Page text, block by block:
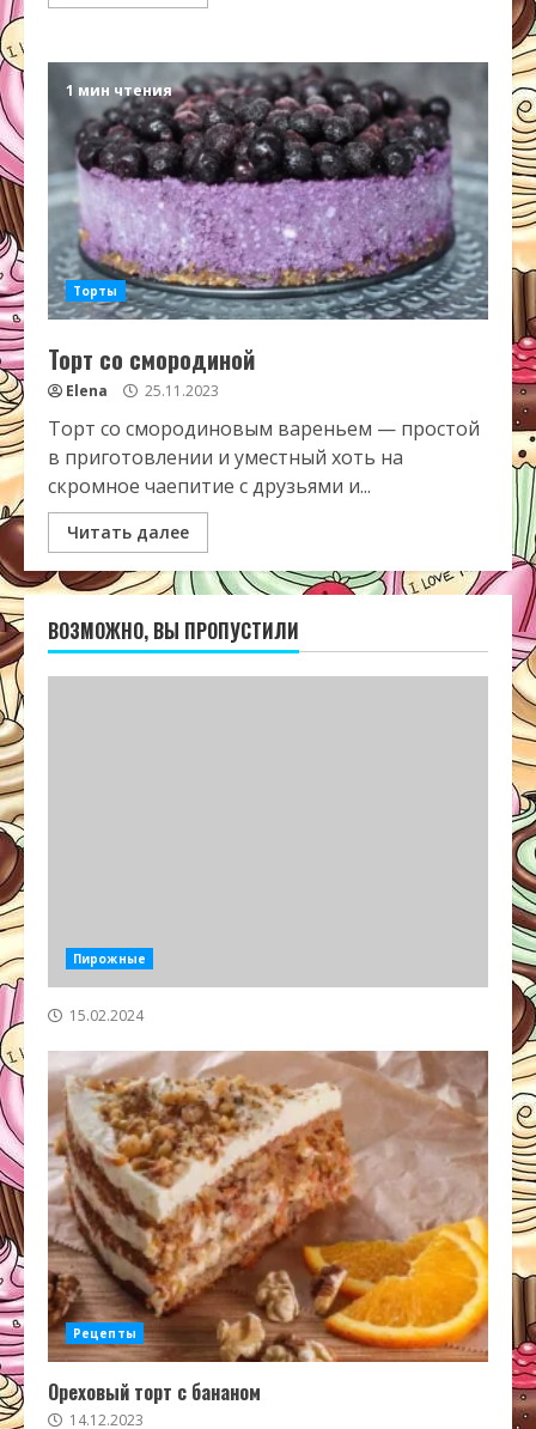
1 мин чтения
Торты
Торт со смородиной
Elena 25.11.2023
Торт со смородиновым вареньем — простой
в приготовлении и уместный хоть на
скромное чаепитие с друзьями и...
Читать далее
ВОЗМОЖНО, ВЫ ПРОПУСТИЛИ
Пирожные
15.02.2024
Рецепты
Ореховый торт с бананом
14.12.2023